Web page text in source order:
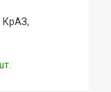
КрАЗ,